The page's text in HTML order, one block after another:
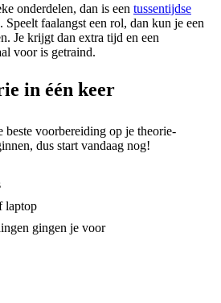
onderdelen, dan is een tussentijdse
Speelt faalangst een rol, dan kun je een
Je krijgt dan extra tijd en een
voor is getraind.
in één keer
voorbereiding op je theorie-
dus start vandaag nog!
laptop
gingen je voor